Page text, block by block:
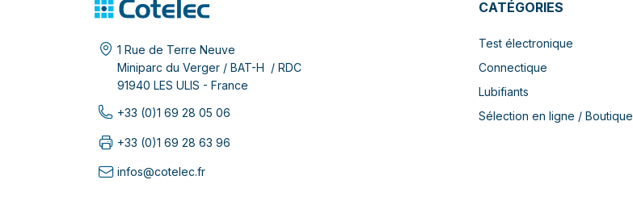
1 Rue de Terre Neuve
Miniparc du Verger / BAT-H / RDC
91940 LES ULIS - France
+33 (0)1 69 28 05 06
+33 (0)1 69 28 63 96
infos@cotelec.fr
CATÉGORIES
Test électronique
Connectique
Lubifiants
Sélection en ligne / Boutique